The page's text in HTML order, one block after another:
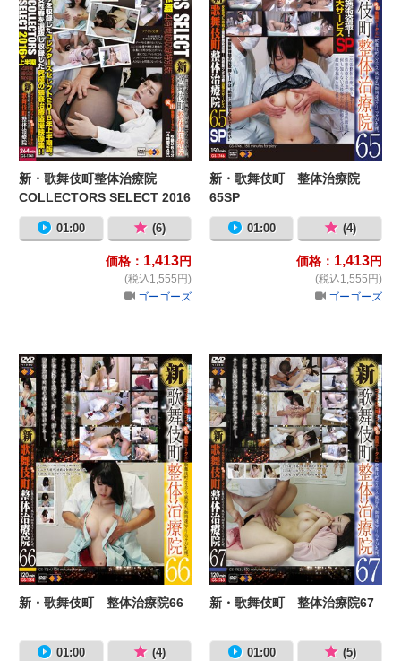
新・歌舞伎町整体治療院
COLLECTORS SELECT 2016
上半期
01:00 (6)
価格： 1,413円
(税込1,555円)
ゴーゴーズ
新・歌舞伎町 整体治療院
65SP
01:00 (4)
価格： 1,413円
(税込1,555円)
ゴーゴーズ
新・歌舞伎町 整体治療院66
新・歌舞伎町 整体治療院66
01:00 (4)
新
新・歌舞伎町 整体治療院67
01:00 (5)